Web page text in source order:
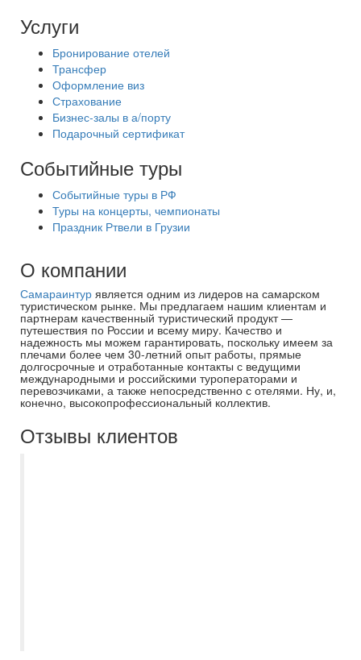
Услуги
Бронирование отелей
Трансфер
Оформление виз
Страхование
Бизнес-залы в а/порту
Подарочный сертификат
Событийные туры
Событийные туры в РФ
Туры на концерты, чемпионаты
Праздник Ртвели в Грузии
О компании
Самараинтур является одним из лидеров на самарском
туристическом рынке. Мы предлагаем нашим клиентам и
партнерам качественный туристический продукт —
путешествия по России и всему миру. Качество и
надежность мы можем гарантировать, поскольку имеем за
плечами более чем 30-летний опыт работы, прямые
долгосрочные и отработанные контакты с ведущими
международными и российскими туроператорами и
перевозчиками, а также непосредственно с отелями. Ну, и,
конечно, высокопрофессиональный коллектив.
Отзывы клиентов